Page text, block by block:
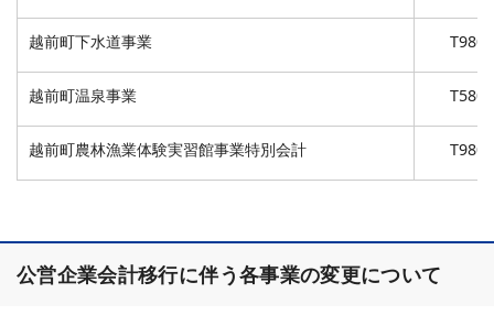
越前町下水道事業
越前町温泉事業
越前町農林漁業体験実習館事業特別会計
公営企業会計移行に伴う各事業の変更について